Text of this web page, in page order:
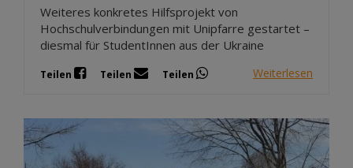
Weiteres konkretes Hilfsprojekt von
Hochschulverbindungen mit Unipfarre gestartet –
diesmal für StudentInnen aus der Ukraine
Teilen Teilen Teilen Weiterlesen